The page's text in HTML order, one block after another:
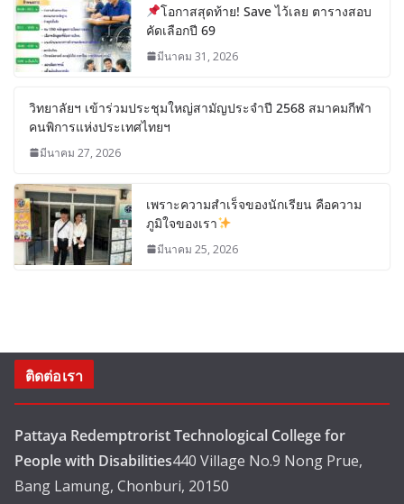
โอกาสสุดท้าย! Save ไว้เลย ตารางสอบ
คัดเลือกปี 69
มีนาคม 31, 2026
วิทยาลัยฯ เข้าร่วมประชุมใหญ่สามัญประจำปี 2568 สมาคมกีฬา
คนพิการแห่งประเทศไทยฯ
มีนาคม 27, 2026
เพราะความสำเร็จของนักเรียน คือความ
ภูมิใจของเรา
มีนาคม 25, 2026
ติดต่อเรา
Pattaya Redemptrorist Technological College for
People with Disabilities440 Village No.9 Nong Prue,
Bang Lamung, Chonburi, 20150